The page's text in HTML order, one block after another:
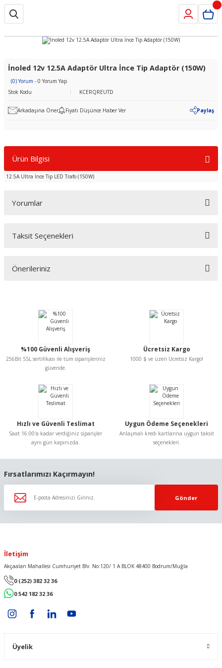
İnoled 12v 12.5A Adaptör Ultra İnce Tip Adaptör (150W)
(0) Yorum - 0 Yorum Yap
Stok Kodu
KCERQREUTD
Arkadaşına Öner Fiyatı Düşünce Haber Ver Paylaş
Ürün Bilgisi
12.5A Ultra İnce Tip LED Trafo (150W)
Yorumlar
Bu ürüne ilk yorumu siz yapın!
Taksit Seçenekleri
Önerileriniz
Görüş ve önerileriniz için teşekkür ederiz.
Ürün açıklamasında eksik bilgiler bulunuyor.
Ürün bilgilerinde hatalar bulunuyor.
Bu ürüne benzer farklı alternatifler olmalı.
%100 Güvenli Alışveriş
256Bit SSL sertifikası ile tüm siparişleriniz
güvende.
Ücretsiz Kargo
1000 $ ve üzeri Ücretsiz Kargo!
Hızlı ve Güvenli Teslimat
Saat 16:00'a kadar verdiğiniz siparişler
aynı gün kapınızda.
Uygun Ödeme Seçenekleri
Anlaşmalı kredi kartlarına uygun taksit
seçenekleri.
Fırsatlarımızı Kaçırmayın!
Gönder
İletişim
Akçaalan Mahallesi Cumhuriyet Blv. No:120/ 1 A BLOK 48400 Bodrum/Muğla
0 (252) 382 32 36
0 542 182 32 36
Üyelik